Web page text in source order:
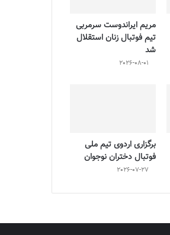
مریم ایراندوست سرمربی
تیم فوتبال زنان استقلال
شد
2026-08-01
برگزاری اردوی تیم ملی
فوتبال دختران نوجوان
2026-07-27